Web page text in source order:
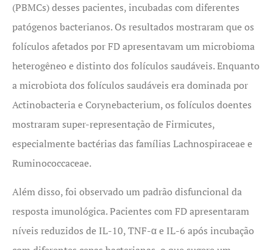
(PBMCs) desses pacientes, incubadas com diferentes
patógenos bacterianos. Os resultados mostraram que os
folículos afetados por FD apresentavam um microbioma
heterogêneo e distinto dos folículos saudáveis. Enquanto
a microbiota dos folículos saudáveis era dominada por
Actinobacteria e Corynebacterium, os folículos doentes
mostraram super-representação de Firmicutes,
especialmente bactérias das famílias Lachnospiraceae e
Ruminococcaceae.
Além disso, foi observado um padrão disfuncional da
resposta imunológica. Pacientes com FD apresentaram
níveis reduzidos de IL-10, TNF-α e IL-6 após incubação